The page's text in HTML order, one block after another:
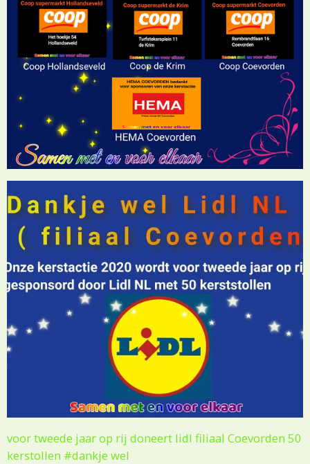
voor tweede jaar op rij doneert lidl filiaal Coevorden 50
kerstollen #dankje wel